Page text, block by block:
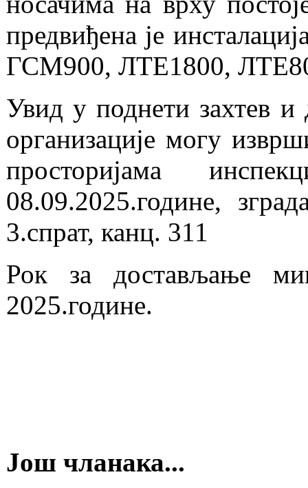
предвиђена је
ГСМ900, ЛТЕ1800,
Увид у поднети захтев и
организације могу
просторијама
08.09.2025.године,
3.спрат, канц. 311
Рок за достављање
2025.године.
Још чланака...